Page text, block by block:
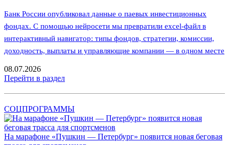
Банк России опубликовал данные о паевых инвестиционных
фондах. С помощью нейросети мы превратили excel-файл в
интерактивный навигатор: типы фондов, стратегии, комиссии,
доходность, выплаты и управляющие компании — в одном месте
08.07.2026
Перейти в раздел
СОЦПРОГРАММЫ
На марафоне «Пушкин — Петербург» появится новая беговая